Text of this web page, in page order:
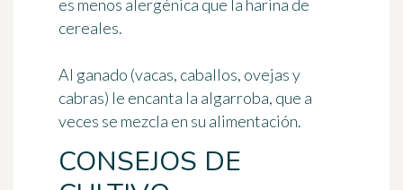
es menos alergénica que la harina de
cereales.
Al ganado (vacas, caballos, ovejas y
cabras) le encanta la algarroba, que a
veces se mezcla en su alimentación.
CONSEJOS DE